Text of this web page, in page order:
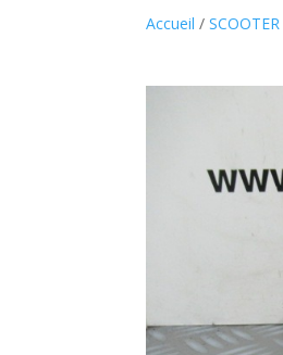
Accueil /SCOOTER